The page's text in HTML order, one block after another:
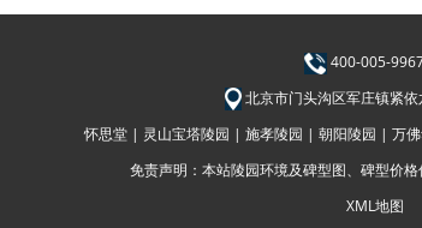
400-005-
北京市门头沟区军庄镇紧依
怀思堂 | 灵山宝塔陵园 | 施孝陵园 | 朝阳陵园 | 万
免责声明：本站陵园环境及碑型图、碑型价格
XML地图